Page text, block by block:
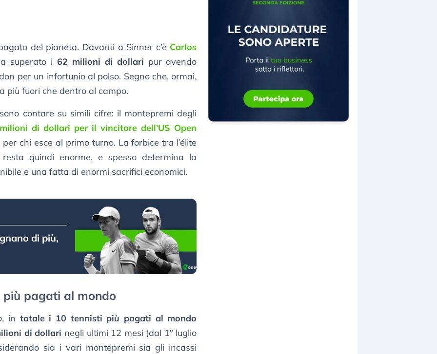
del pianeta. Davanti a Sinner c’è Carlos
superato i62 milioni di dollari pur avendo
per un infortunio al polso. Segno che, ormai,
più fuori che dentro al campo.
contare su simili cifre: il montepremi degli
di dollari per il vincitore dell’US Open
chi esce al primo turno. La forbice tra l’élite
quindi enorme, e spesso determina la
e una fatta di enormi sacrifici economici.
di più,
più pagati al mondo
, in totale i 10 tennisti più pagati al mondo
di dollari negli ultimi 12 mesi (dal 1° luglio
sia i vari montepremi sia gli incassi